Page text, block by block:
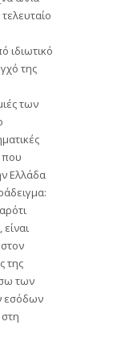
ιδιωτικό
της
των
που
Ελλάδα
στον
της
των
εσόδων